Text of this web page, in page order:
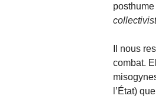
Il nous
combat.
l’État)